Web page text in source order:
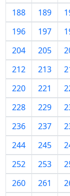
188
189
196
197
204
205
212
213
220
221
228
229
236
237
244
245
252
253
260
261